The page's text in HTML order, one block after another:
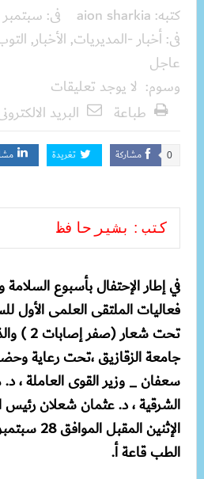
كتبه: aion sharkia فى: سبتمبر 26, 2020
فى:أخبار -المديريات, الأخبار,
عاجل
وسوم: لا يوجد تعليقات
طباعة
البريد
مشاركة 0 تغريدة
كتب : بشير حافظ
في إطار الإحتفال بأسبوع
فعاليات الملتقى العلمى الأول
تحت
جامعة الزقازيق ،تحت رعاية
سعفان _ وزير القوى العاملة
الشرقية ، د. عثمان شعلان رئيس
الإثنين
الطب قاعة أ.